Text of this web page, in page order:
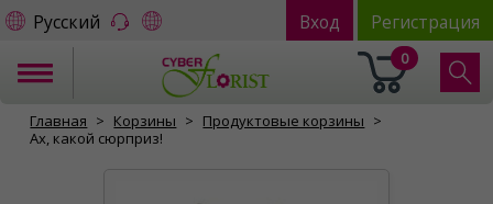
Русский Вход Регистрация
0
Главная Корзины
Продуктовые корзины
Ах, какой сюрприз!